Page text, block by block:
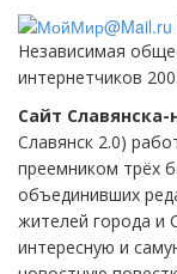
Независимая
интернетчиков
Сайт Славянска-
Славянск 2.0)
преемником трёх
объединивших
жителей города и
интересную и